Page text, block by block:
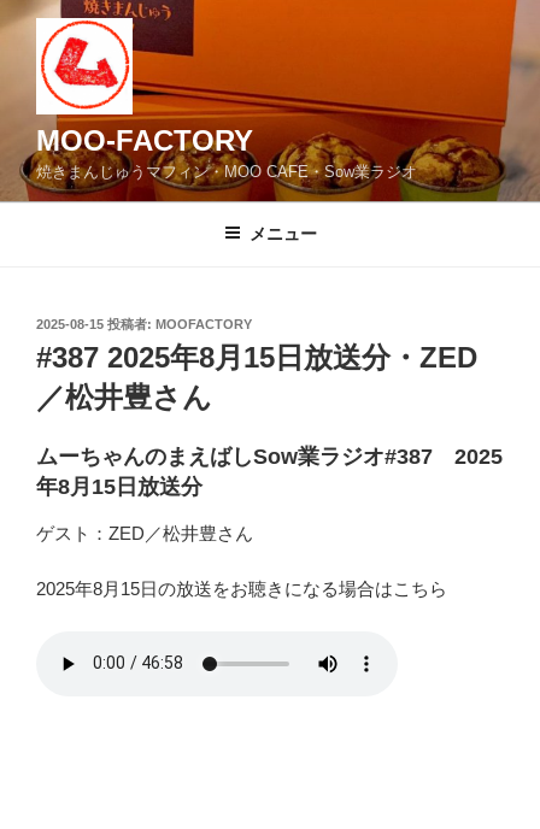
MOO-FACTORY
焼きまんじゅうマフィン・MOO CAFE・Sow業ラジオ
メニュー
投
稿
日:
2025-08-15 投稿者: MOOFACTORY
#387 2025年8月15日放送分・ZED
／松井豊さん
ムーちゃんのまえばしSow業ラジオ#387 2025
年8月15日放送分
ゲスト：ZED／松井豊さん
2025年8月15日の放送をお聴きになる場合はこちら